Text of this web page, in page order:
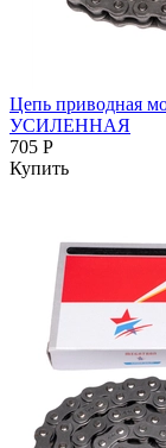
Цепь приводная
УСИЛЕННАЯ
705 Р
Купить